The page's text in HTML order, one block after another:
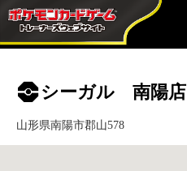
シーガル 南陽店
山形県南陽市郡山578